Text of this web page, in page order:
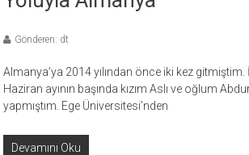
Gönderen: dt
Almanya’ya 2014 yılından önce iki kez gitmiştim.
Haziran ayının başında kızım Aslı ve oğlum
yapmıştım. Ege Üniversitesi’nden
Devamını Oku